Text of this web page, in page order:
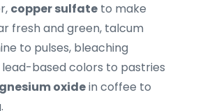
copper sulfate to make
fresh and green, talcum
to pulses, bleaching
lead-based colors to pastries
oxidein coffee to